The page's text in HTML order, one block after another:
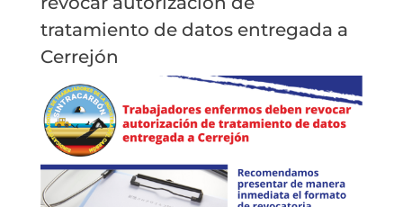
tratamiento de datos entregada a
Cerrejón